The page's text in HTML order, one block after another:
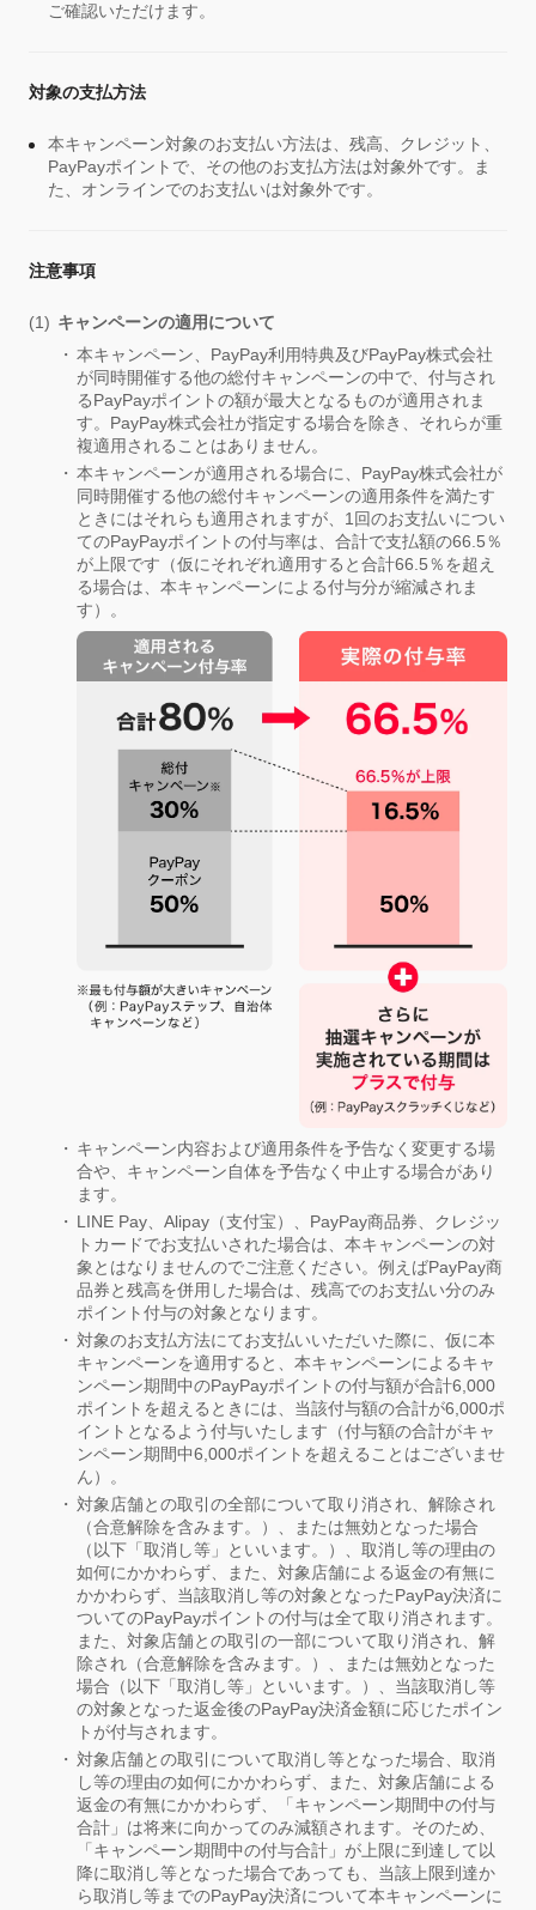
ご確認いただけます。
対象の支払方法
本キャンペーン対象のお支払い方法は、残高、クレジット、
PayPayポイントで、その他のお支払方法は対象外です。ま
た、オンラインでのお支払いは対象外です。
注意事項
キャンペーンの適用について
本キャンペーン、PayPay利用特典及びPayPay株式会社
が同時開催する他の総付キャンペーンの中で、付与され
るPayPayポイントの額が最大となるものが適用されま
す。PayPay株式会社が指定する場合を除き、それらが重
複適用されることはありません。
本キャンペーンが適用される場合に、PayPay株式会社が
同時開催する他の総付キャンペーンの適用条件を満たす
ときにはそれらも適用されますが、1回のお支払いについ
てのPayPayポイントの付与率は、合計で支払額の66.5％
が上限です（仮にそれぞれ適用すると合計66.5％を超え
る場合は、本キャンペーンによる付与分が縮減されま
す）。
キャンペーン内容および適用条件を予告なく変更する場
合や、キャンペーン自体を予告なく中止する場合があり
ます。
LINE Pay、Alipay（支付宝）、PayPay商品券、クレジッ
トカードでお支払いされた場合は、本キャンペーンの対
象とはなりませんのでご注意ください。例えばPayPay商
品券と残高を併用した場合は、残高でのお支払い分のみ
ポイント付与の対象となります。
対象のお支払方法にてお支払いいただいた際に、仮に本
キャンペーンを適用すると、本キャンペーンによるキャ
ンペーン期間中のPayPayポイントの付与額が合計6,000
ポイントを超えるときには、当該付与額の合計が6,000ポ
イントとなるよう付与いたします（付与額の合計がキャ
ンペーン期間中6,000ポイントを超えることはございませ
ん）。
対象店舗との取引の全部について取り消され、解除され
（合意解除を含みます。）、または無効となった場合
（以下「取消し等」といいます。）、取消し等の理由の
如何にかかわらず、また、対象店舗による返金の有無に
かかわらず、当該取消し等の対象となったPayPay決済に
ついてのPayPayポイントの付与は全て取り消されます。
また、対象店舗との取引の一部について取り消され、解
除され（合意解除を含みます。）、または無効となった
場合（以下「取消し等」といいます。）、当該取消し等
の対象となった返金後のPayPay決済金額に応じたポイン
トが付与されます。
対象店舗との取引について取消し等となった場合、取消
し等の理由の如何にかかわらず、また、対象店舗による
返金の有無にかかわらず、「キャンペーン期間中の付与
合計」は将来に向かってのみ減額されます。そのため、
「キャンペーン期間中の付与合計」が上限に到達して以
降に取消し等となった場合であっても、当該上限到達か
ら取消し等までのPayPay決済について本キャンペーンに